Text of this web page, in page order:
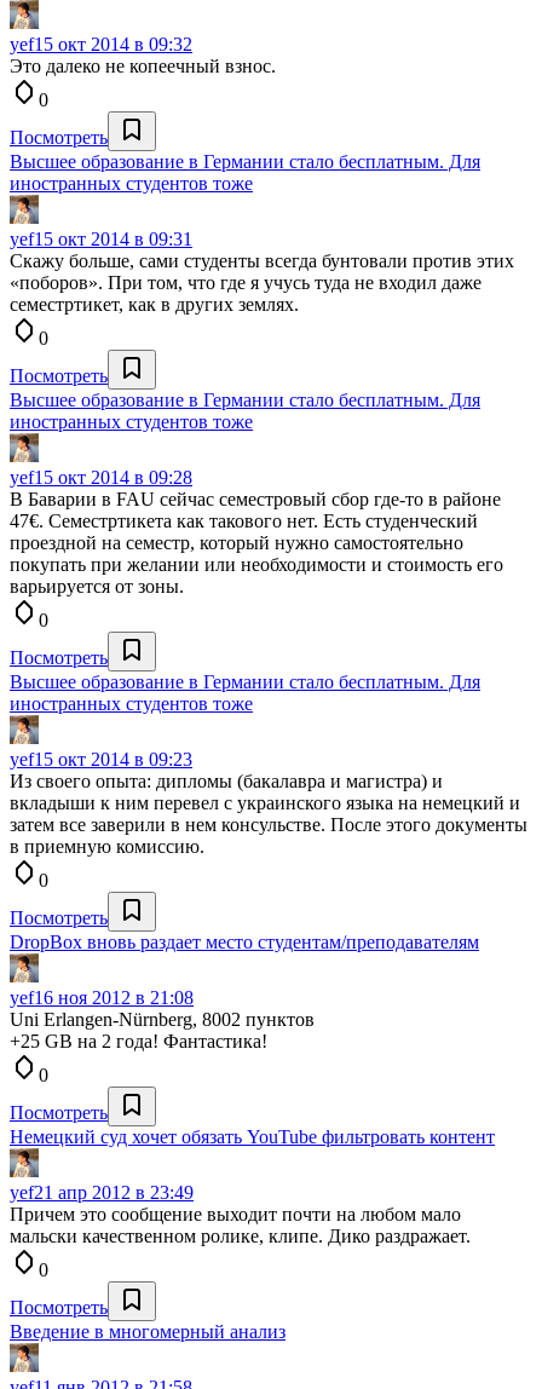
yef15 окт 2014 в 09:32
Это далеко не копеечный взнос.
0
Посмотреть
Высшее образование в Германии стало бесплатным. Для
иностранных студентов тоже
yef15 окт 2014 в 09:31
Скажу больше, сами студенты всегда бунтовали против этих
«поборов». При том, что где я учусь туда не входил даже
семестртикет, как в других землях.
0
Посмотреть
Высшее образование в Германии стало бесплатным. Для
иностранных студентов тоже
yef15 окт 2014 в 09:28
В Баварии в FAU сейчас семестровый сбор где-то в районе
47€. Семестртикета как такового нет. Есть студенческий
проездной на семестр, который нужно самостоятельно
покупать при желании или необходимости и стоимость его
варьируется от зоны.
0
Посмотреть
Высшее образование в Германии стало бесплатным. Для
иностранных студентов тоже
yef15 окт 2014 в 09:23
Из своего опыта: дипломы (бакалавра и магистра) и
вкладыши к ним перевел с украинского языка на немецкий и
затем все заверили в нем консульстве. После этого документы
в приемную комиссию.
0
Посмотреть
DropBox вновь раздает место студентам/преподавателям
yef16 ноя 2012 в 21:08
Uni Erlangen-Nürnberg, 8002 пунктов
+25 GB на 2 года! Фантастика!
0
Посмотреть
Немецкий суд хочет обязать YouTube фильтровать контент
yef21 апр 2012 в 23:49
Причем это сообщение выходит почти на любом мало
мальски качественном ролике, клипе. Дико раздражает.
0
Посмотреть
Введение в многомерный анализ